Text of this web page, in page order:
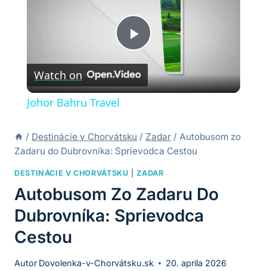
Play
Video
Watch on
Johor Bahru Travel
/ Destinácie v Chorvátsku / Zadar / Autobusom zo
Zadaru do Dubrovníka: Sprievodca Cestou
DESTINÁCIE V CHORVÁTSKU |ZADAR
Autobusom Zo Zadaru Do
Dubrovníka: Sprievodca
Cestou
Autor Dovolenka-v-Chorvátsku.sk 20. apríla 2026